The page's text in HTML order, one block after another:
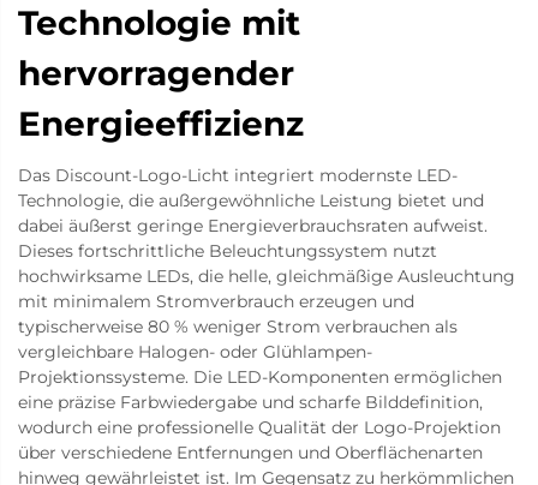
Technologie mit
hervorragender
Energieeffizienz
Das Discount-Logo-Licht integriert modernste LED-
Technologie, die außergewöhnliche Leistung bietet und
dabei äußerst geringe Energieverbrauchsraten aufweist.
Dieses fortschrittliche Beleuchtungssystem nutzt
hochwirksame LEDs, die helle, gleichmäßige Ausleuchtung
mit minimalem Stromverbrauch erzeugen und
typischerweise 80 % weniger Strom verbrauchen als
vergleichbare Halogen- oder Glühlampen-
Projektionssysteme. Die LED-Komponenten ermöglichen
eine präzise Farbwiedergabe und scharfe Bilddefinition,
wodurch eine professionelle Qualität der Logo-Projektion
über verschiedene Entfernungen und Oberflächenarten
hinweg gewährleistet ist. Im Gegensatz zu herkömmlichen